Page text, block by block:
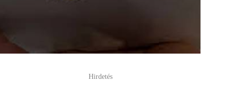
Hirdetés